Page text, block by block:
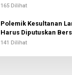
Campaign di PT
165 Dilihat
Polemik Kesultanan
Harus Diputuskan
Forum Dialog
141 Dilihat